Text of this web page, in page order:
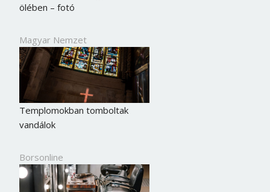
ölében – fotó
Magyar Nemzet
Templomokban tomboltak
vandálok
Borsonline